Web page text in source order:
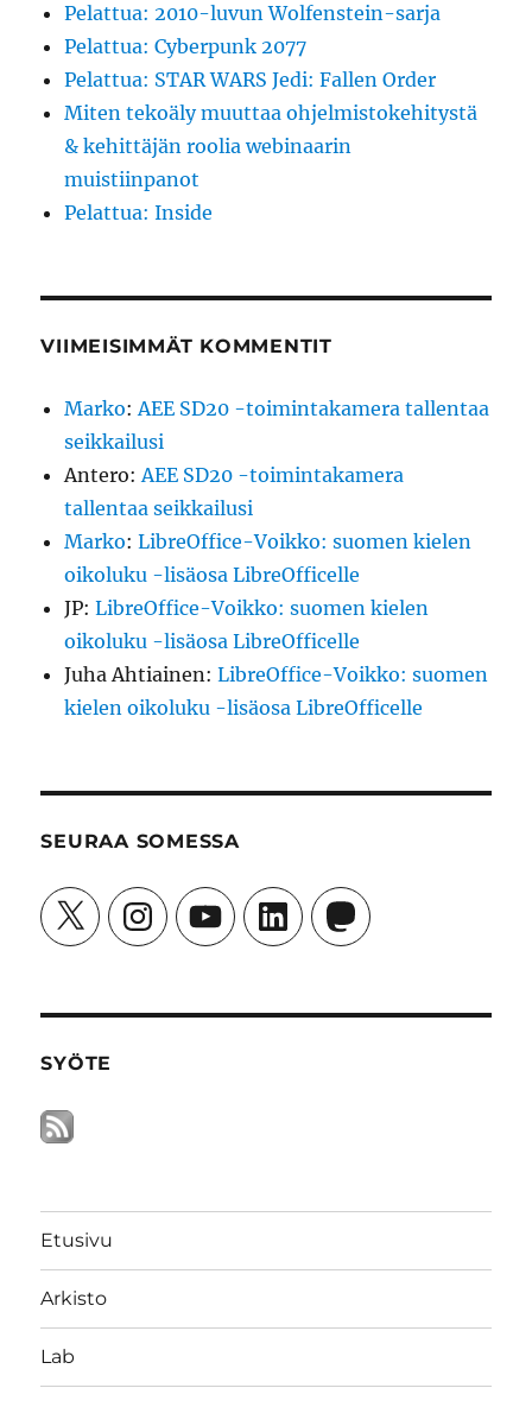
Pelattua: 2010-luvun Wolfenstein-sarja
Pelattua: Cyberpunk 2077
Pelattua: STAR WARS Jedi: Fallen Order
Miten tekoäly muuttaa ohjelmistokehitystä
& kehittäjän roolia webinaarin
muistiinpanot
Pelattua: Inside
VIIMEISIMMÄT KOMMENTIT
Marko:AEE SD20 -toimintakamera tallentaa
seikkailusi
Antero:AEE SD20 -toimintakamera
tallentaa seikkailusi
Marko:LibreOffice-Voikko: suomen kielen
oikoluku -lisäosa LibreOfficelle
JP:LibreOffice-Voikko: suomen kielen
oikoluku -lisäosa LibreOfficelle
Juha Ahtiainen:LibreOffice-Voikko: suomen
kielen oikoluku -lisäosa LibreOfficelle
SEURAA SOMESSA
X InstagramYouTubeLinkedInMastodon
SYÖTE
Etusivu
Arkisto
Lab